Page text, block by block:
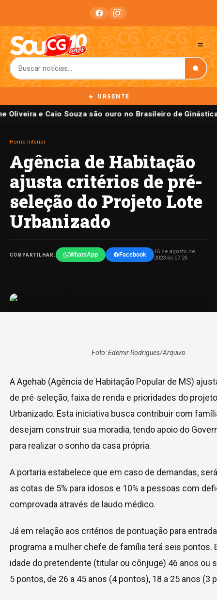
URGENTE
Oliveira e Caio Souza são ouro no Brasileiro de Ginástica
Home Interior
Agência de Habitação
ajusta critérios de pré-
seleção do Projeto Lote
Urbanizado
COMPARTILHAR: WhatsApp Facebook
16 de agosto de
2023 às 07:26
Foto: Edemir Rodrigues/Arquivo
A Agehab (Agência de Habitação Popular de MS)
de pré-seleção, faixa de renda e prioridades do
Urbanizado. Esta iniciativa busca contribuir com
desejam construir sua moradia, tendo apoio do
para realizar o sonho da casa própria.
A portaria estabelece que em caso de demandas,
as cotas de 5% para idosos e 10% a pessoas com
comprovada através de laudo médico.
Já em relação aos critérios de pontuação para
programa a mulher chefe de família terá seis pontos.
idade do pretendente (titular ou cônjuge) 46 anos ou
5 pontos, de 26 a 45 anos (4 pontos), 18 a 25 anos (3